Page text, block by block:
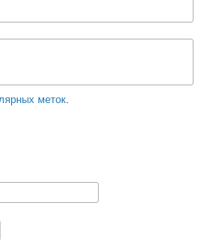
меток.